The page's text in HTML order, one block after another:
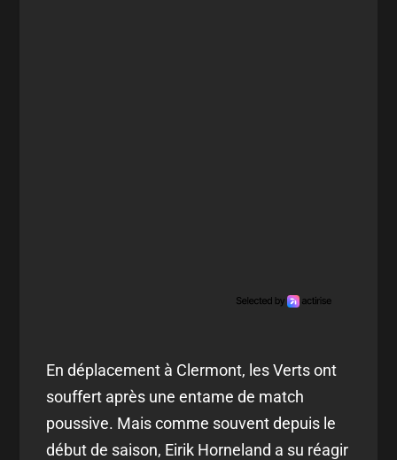
En déplacement à Clermont, les Verts ont
souffert après une entame de match
poussive. Mais comme souvent depuis le
début de saison, Eirik Horneland a su réagir